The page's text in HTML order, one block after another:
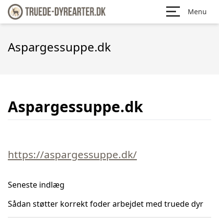
Menu
Aspargessuppe.dk
Aspargessuppe.dk
https://aspargessuppe.dk/
Seneste indlæg
Sådan støtter korrekt foder arbejdet med truede dyr